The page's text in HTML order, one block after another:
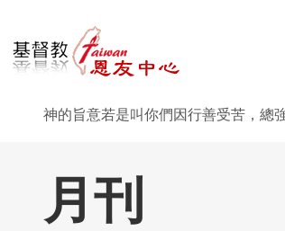
神的旨意若是叫你們因行善受苦，總
月刊